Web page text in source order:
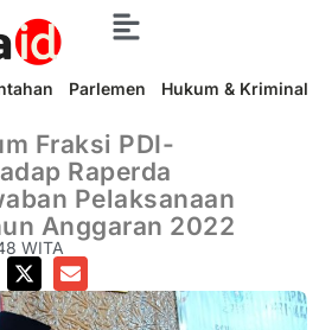
Parlemen Hukum & Kriminal
Fraksi PDI-
Raperda
Pelaksanaan
Anggaran 2022
WITA